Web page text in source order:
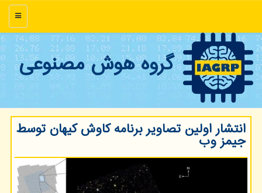
منو
گروه هوش مصنوعی
انتشار اولین تصاویر برنامه کاوش کیهان توسط
جیمز وب